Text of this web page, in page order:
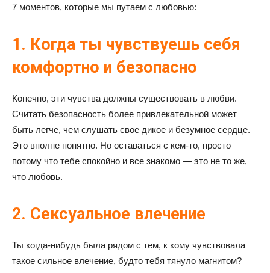
7 моментов, которые мы путаем с любовью:
1. Когда ты чувствуешь себя
комфортно и безопасно
Конечно, эти чувства должны существовать в любви.
Считать безопасность более привлекательной может
быть легче, чем слушать свое дикое и безумное сердце.
Это вполне понятно. Но оставаться с кем-то, просто
потому что тебе спокойно и все знакомо — это не то же,
что любовь.
2. Сексуальное влечение
Ты когда-нибудь была рядом с тем, к кому чувствовала
такое сильное влечение, будто тебя тянуло магнитом?